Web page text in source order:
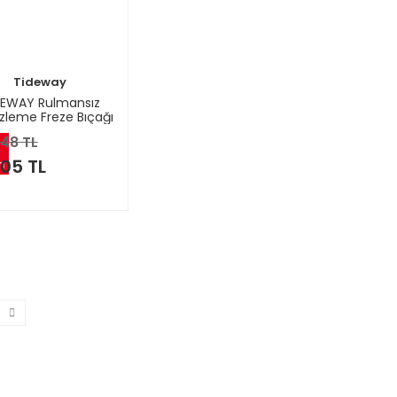
Tideway
Rulmansız
Freze Bıçağı
TL
TL